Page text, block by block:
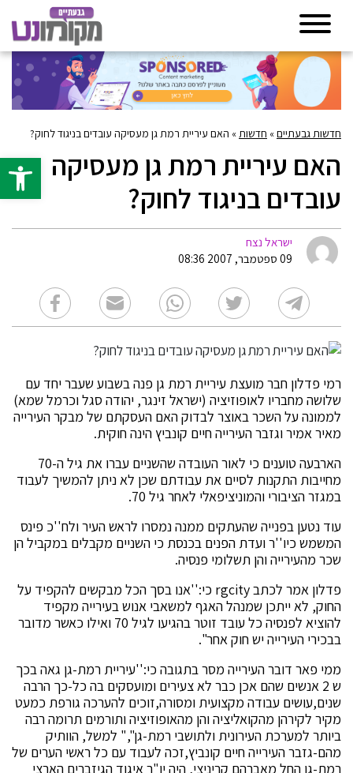
פתח
חדשות גבעתיים» חדשות » האם עיריית רמת גן מעסיקה עובדים בניגוד לחוק?
האם עיריית רמת גן מעסיקה
עובדים בניגוד לחוק?
ישראל נצח
09 ספטמבר, 2007 08:36
רמי פדלון חבר מועצת עיריית רמת גן פנה בשבוע שעבר יחד עם
שלושה מחבריו לאופוזיציה (ישראל זינגר, יהודה סגל וכרמל שמא)
לממונה על השכר באוצר לבדוק האם העסקתם של מבקר העירייה
מאיר אמיר וגזבר העירייה חיים קונביץ הינה חוקית.
הארבעה טוענים כי לאור העובדה שהשניים עברו את גיל ה-70
מחייבות התקנות לסיים את עבודתם שכן לא ניתן להמשיך לעבוד
במגזר הציבורי והמוניציפאלי לאחר גיל 70.
עוד נטען בפנייה שהעתקים ממנה נמסרו לראש העיר ולח''כ פינס
המשמש כיו''ר ועדת הפנים בכנסת כי השניים מקבלים במקביל הן
שכר מהעירייה והן תשלומי פנסיה.
פדלון אמר לכתב rgcity כי:''אנו בסך הכל מבקשים להקפיד על
החוק, לא ייתכן שמנהל האגף למשאבי אנוש בעירייה מקפיד
להוציא לפנסיה כל עובד זוטר בהגיעו לגיל 70 ואילו כאשר מדובר
בבכירי העירייה יש חוק אחר".
ממי פאר דובר העירייה מסר בתגובה כי:''עיריית רמת-גן גאה בכך
ש 2 אנשים שהם אכן כבר לא צעירים ומועסקים בה כל-כך הרבה
שנים,עושים עבודה מקצועית ומסורה,זוכים להערכה גורפת כמעט
מקיר לקירהן מהקואליציה והן מהאופוזיציה ותורמים תרומה רבה
ביותר למערכת העירונית ולתושבי רמת-גן"," למשל, הוותיק
מהם-גזבר העירייה חיים קונביץ,זכה לעבוד עם כל ראשי הערים של
רמת-גן החל מאברהם קריניצי, היה יו"ר איגוד הגיזברים הארצי